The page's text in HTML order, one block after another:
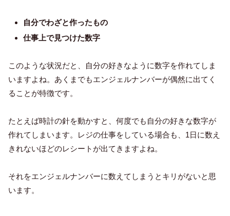
自分でわざと作ったもの
仕事上で見つけた数字
このような状況だと、自分の好きなように数字を作れてしま
いますよね。あくまでもエンジェルナンバーが偶然に出てく
ることが特徴です。
たとえば時計の針を動かすと、何度でも自分の好きな数字が
作れてしまいます。レジの仕事をしている場合も、1日に数え
きれないほどのレシートが出てきますよね。
それをエンジェルナンバーに数えてしまうとキリがないと思
います。